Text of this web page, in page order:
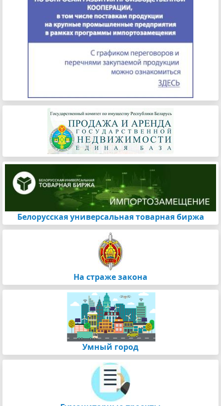
Белорусская универсальная товарная биржа
На страже закона
Умный город